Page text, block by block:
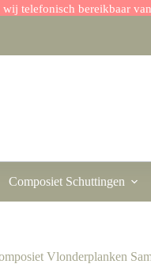
telefonisch bereikbaar
Composiet Schuttingen
Vlonderplanken